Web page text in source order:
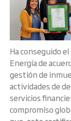
Ha conseguido
Energía de
gestión de
actividades de
servicios
compromiso